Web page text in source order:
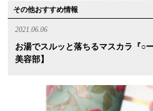
その他おすすめ情報
2021.06.06
お湯でスルッと落ちるマスカラ『○
美容部】